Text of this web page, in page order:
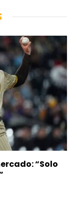
“Solo